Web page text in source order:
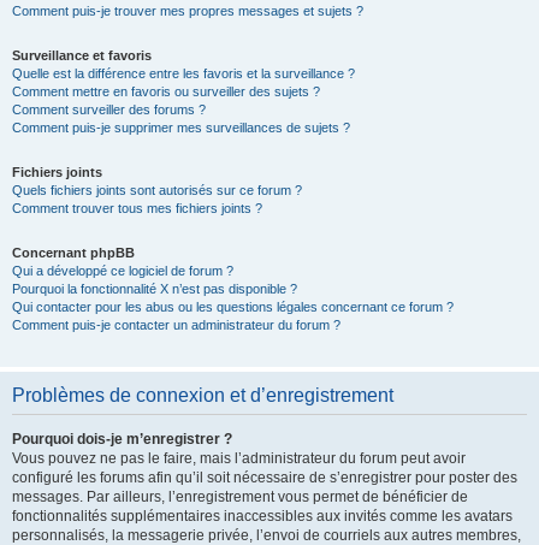
Comment puis-je trouver mes propres messages et sujets ?
Surveillance et favoris
Quelle est la différence entre les favoris et la surveillance ?
Comment mettre en favoris ou surveiller des sujets ?
Comment surveiller des forums ?
Comment puis-je supprimer mes surveillances de sujets ?
Fichiers joints
Quels fichiers joints sont autorisés sur ce forum ?
Comment trouver tous mes fichiers joints ?
Concernant phpBB
Qui a développé ce logiciel de forum ?
Pourquoi la fonctionnalité X n’est pas disponible ?
Qui contacter pour les abus ou les questions légales concernant ce forum ?
Comment puis-je contacter un administrateur du forum ?
Problèmes de connexion et d’enregistrement
Pourquoi dois-je m’enregistrer ?
Vous pouvez ne pas le faire, mais l’administrateur du forum peut avoir
configuré les forums afin qu’il soit nécessaire de s’enregistrer pour poster des
messages. Par ailleurs, l’enregistrement vous permet de bénéficier de
fonctionnalités supplémentaires inaccessibles aux invités comme les avatars
personnalisés, la messagerie privée, l’envoi de courriels aux autres membres,